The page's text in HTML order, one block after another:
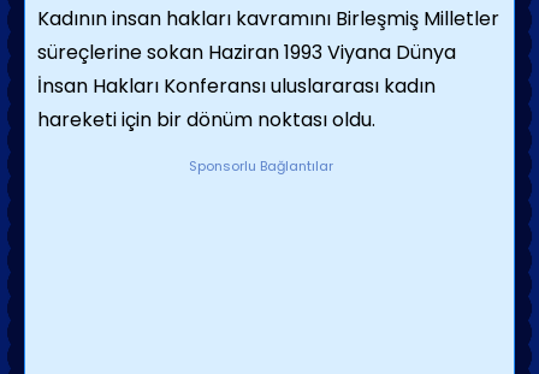
Kadının insan hakları kavramını Birleşmiş Milletler
süreçlerine sokan Haziran 1993 Viyana Dünya
İnsan Hakları Konferansı uluslararası kadın
hareketi için bir dönüm noktası oldu.
Sponsorlu Bağlantılar